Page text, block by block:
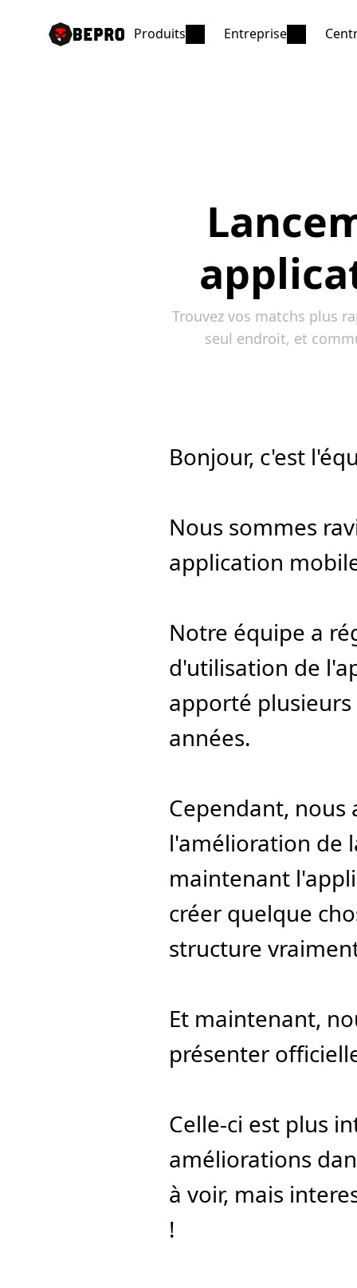
Produits Entreprise
Trouvez vos matchs plus
seul endroit, et
Bonjour, c'est
Nous sommes
application
Notre équipe a
d'utilisation de
apporté
années.
Cependant, nous
l'amélioration de
maintenant
créer quelque
structure
Et maintenant,
présenter
Celle-ci est plus
améliorations
à voir, mais
!